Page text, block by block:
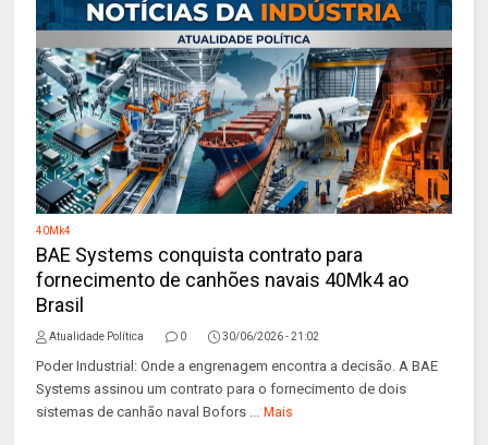
40Mk4
BAE Systems conquista contrato para
fornecimento de canhões navais 40Mk4 ao
Brasil
Atualidade Política 0 30/06/2026 - 21:02
Poder Industrial: Onde a engrenagem encontra a decisão. A BAE
Systems assinou um contrato para o fornecimento de dois
sistemas de canhão naval Bofors ... Mais